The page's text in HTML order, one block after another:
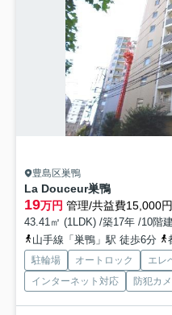
豊島区巣鴨
La Douceur巣鴨
19万円 管理/共益費15,000円
43.41㎡ (1LDK) /築17年 /10階建
山手線「巣鴨」駅 徒歩6分
駐輪場 オートロック エレ
インターネット対応
防犯カ